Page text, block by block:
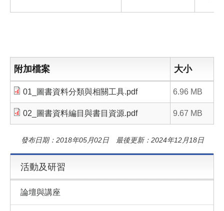
附加檔案 大小
01_圖書資料分類與相關工具.pdf 6.96 MB
02_圖書資料編目與書目資源.pdf 9.67 MB
發布日期：2018年05月02日 最後更新：2024年12月18日
活動及研習
論壇與講座